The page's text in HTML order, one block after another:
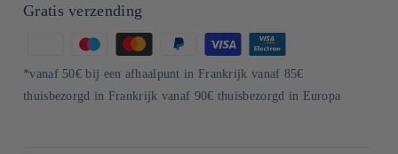
Gratis verzending
Betaalmethoden
*vanaf 50€ bij een afhaalpunt in Frankrijk vanaf 85€
thuisbezorgd in Frankrijk vanaf 90€ thuisbezorgd in Europa